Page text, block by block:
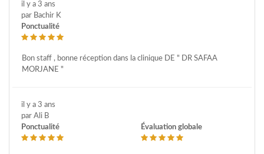
il y a 3 ans
par Bachir K
Ponctualité
Bon staff , bonne réception dans la clinique DE " DR SAFAA
MORJANE "
il y a 3 ans
par Ali B
Ponctualité
Évaluation globale